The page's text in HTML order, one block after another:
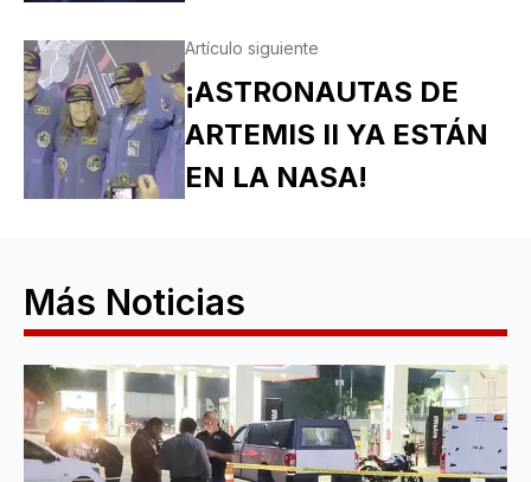
Artículo siguiente
¡ASTRONAUTAS DE
ARTEMIS II YA ESTÁN
EN LA NASA!
Más Noticias